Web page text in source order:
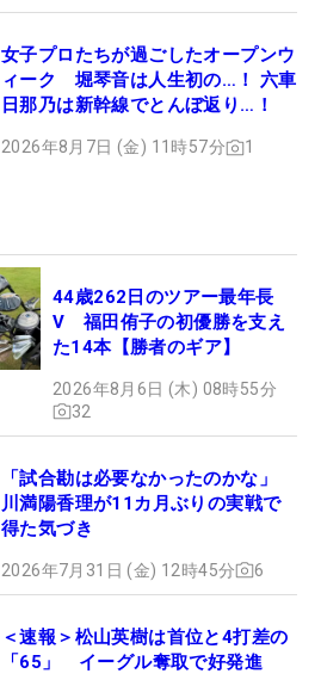
女子プロたちが過ごしたオープンウ
ィーク 堀琴音は人生初の…！ 六車
日那乃は新幹線でとんぼ返り…！
2026年8月7日 (金) 11時57分 1
44歳262日のツアー最年長
V 福田侑子の初優勝を支え
た14本【勝者のギア】
2026年8月6日 (木) 08時55分
32
「試合勘は必要なかったのかな」
川満陽香理が11カ月ぶりの実戦で
得た気づき
2026年7月31日 (金) 12時45分 6
＜速報＞松山英樹は首位と4打差の
「65」 イーグル奪取で好発進